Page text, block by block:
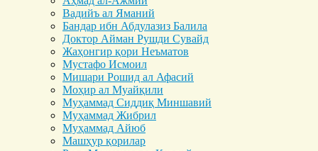
Вадийъ ал Яманий
Бандар ибн Абдулазиз Балила
Доктор Айман Рушди Сувайд
Жаҳонгир қори Неъматов
Мустафо Исмоил
Мишари Рошид ал Афасий
Моҳир ал Муайқили
Муҳаммад Cиддиқ Миншавий
Муҳаммад Жибрил
Муҳаммад Айюб
Машҳур қорилар